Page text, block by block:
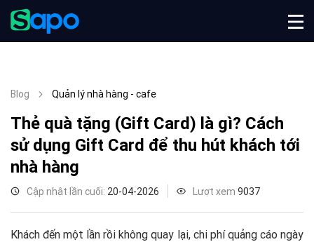
Blog Quản lý nhà hàng - cafe
Thẻ quà tặng (Gift Card) là gì? Cách
sử dụng Gift Card để thu hút khách tới
nhà hàng
Cập nhật lần cuối: 20-04-2026 Lượt xem 9037
Khách đến một lần rồi không quay lại, chi phí quảng cáo ngày